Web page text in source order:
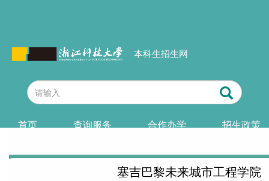
本科生招生网
首页 查询服务 合作办学 招生政策
塞吉巴黎未来城市工程学院